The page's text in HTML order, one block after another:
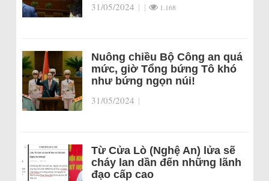
31/05/2024 | | 1.168
Nuông chiều Bộ Công an quá
mức, giờ Tổng bứng Tô khó
như bứng ngọn núi!
31/05/2024 |
Từ Cửa Lò (Nghệ An) lửa sẽ
cháy lan dần đến những lãnh
đạo cấp cao